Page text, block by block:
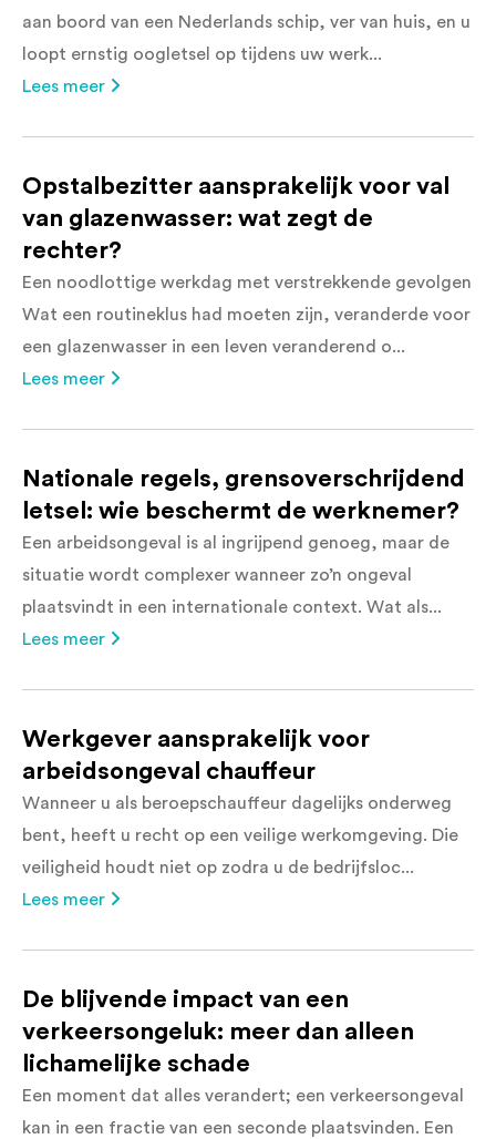
aan boord van een Nederlands schip, ver van huis, en u
loopt ernstig oogletsel op tijdens uw werk...
Lees meer
Opstalbezitter aansprakelijk voor val
van glazenwasser: wat zegt de
rechter?
Een noodlottige werkdag met verstrekkende gevolgen
Wat een routineklus had moeten zijn, veranderde voor
een glazenwasser in een leven veranderend o...
Lees meer
Nationale regels, grensoverschrijdend
letsel: wie beschermt de werknemer?
Een arbeidsongeval is al ingrijpend genoeg, maar de
situatie wordt complexer wanneer zo’n ongeval
plaatsvindt in een internationale context. Wat als...
Lees meer
Werkgever aansprakelijk voor
arbeidsongeval chauffeur
Wanneer u als beroepschauffeur dagelijks onderweg
bent, heeft u recht op een veilige werkomgeving. Die
veiligheid houdt niet op zodra u de bedrijfsloc...
Lees meer
De blijvende impact van een
verkeersongeluk: meer dan alleen
lichamelijke schade
Een moment dat alles verandert; een verkeersongeval
kan in een fractie van een seconde plaatsvinden. Een